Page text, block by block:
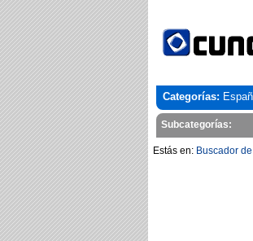
Categorías:
Subcategorías:
Estás en: Buscador